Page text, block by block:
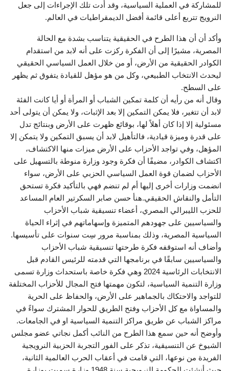
للمشاركة في العملية السياسية، وقد أدت تلك الإجراءات إلى جعل
النرويج تتربع أعلى قائمة أفضل الديمقراطيات في العالم.
وأكد أن أن هذا الطرح في الحقيقية يتناسب بشدة مع الحالة
المصرية، مشيرًا إلى أن الفكرة ركزت على أنه لابد من استقدام
الكوادر الحقيقية من الأرض، أو من خلال العمل السياسي الحقيقي
ليحدث الانتخاب الطبيعي، وكل من هو مؤهل للقيادة يتفوق ثم يظهر
على السطح.
وقال أنه من رأيه أن كلمة تمكين الشباب أو المرأة أو أيا كانت الفئة
لابد أن تتغير، فلا يمكن التمكين إلا بعد الإثبات، ولا يمكن أن يتولى أحد
مسئولية إلا إذا كان أهلاً لها، بوقائع ظهرت على الأرض وبنتائج تدل
على قدرة وميزة قيادية، فالتأهيل لابد أن يسبق التمكين ولا يتمكن إلا
المؤهل، وفي تواجد الأحزاب على الأرض ميزات منها الاكتشاف،
اكتشاف الكوادر، مضيفًا أن فكرة وجود وزارة منوطة بالتسهيل على
الأحزاب لضمان قوة العمل السياسي الحزبي على الأرض، سواء
انضمت وزارات أخرى إليها أم لم تنضم فهي بالتأكيد فكرة تستحق
التأمل والنقاش الحقيقي.هنأ حسن صابر السكرتير العام المساعد
للحزب الليبرالي المصري، أعضاء تنسيقية شباب الأحزاب
والسياسيين على جهودهم المتميزة وإسهاماتهم في إثراء الحياة
السياسية المصرية، وذلك بمناسبة مرور سِت سنوات على تأسيسها.
وأضاف أنه استوقفه فكرة طرحتها تنسيقية شباب الأحزاب
والسياسيين سابقًا في برنامجها التي قدمته للرئيس القادم قبل
الانتخابات الرئاسية 2024 وهي فكرة خاصة باستحداث وزارة تسمى
وزارة التنمية السياسية، لتكون مهمتها فتح المجال للأحزاب المختلفة
للتواجد والاحتكاك بالجماهير على الأرض، والحفاظ على الحرية
والمساواة مع كل الأحزاب وفتح الطريق للحوار المشترك سواءً في
مراكز الشباب عن طريق مراكز التنمية السياسية او في الجامعات.
وأوضح أنه حين سمع هذا الطرح من النائب أكمل نجاتي عضو مجلس
الشيوخ عن التنسيقية، تذكر على الفور التجربة الحزبية النرويجية
الفريدة من نوعها، التي قامت في أعقاب الحرب العالمية الثانية،